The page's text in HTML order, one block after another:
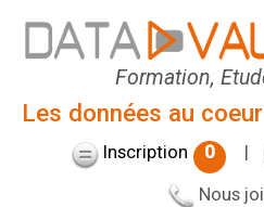
Formation,
Les données au
Inscription 0 |
Nous